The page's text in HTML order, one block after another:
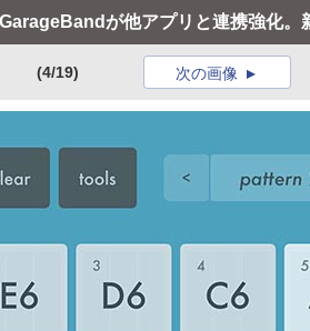
が他アプリと連携強化
(4/19) 次の画像